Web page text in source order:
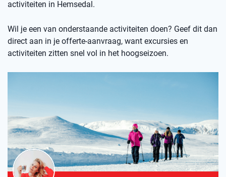
activiteiten in Hemsedal.
Wil je een van onderstaande activiteiten doen? Geef dit dan
direct aan in je offerte-aanvraag, want excursies en
activiteiten zitten snel vol in het hoogseizoen.